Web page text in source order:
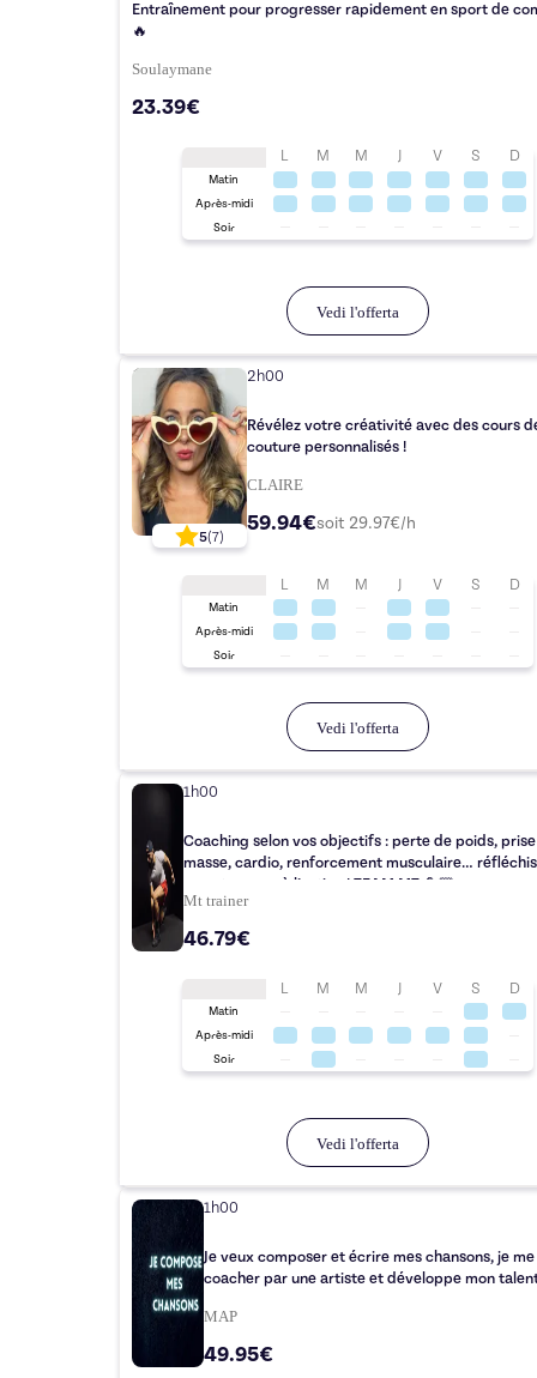
Entraînement pour progresser rapidement en sport de
🔥
Soulaymane
23.39€
L M M J V S D
Matin
Après-midi
Soir
Vedi l'offerta
5(7)
2h00
Révélez votre créativité avec des cours
couture personnalisés !
CLAIRE
59.94€soit 29.97€/h
L M M J V S D
Matin
Après-midi
Soir
Vedi l'offerta
1h00
Coaching selon vos objectifs : perte de poids,
masse, cardio, renforcement musculaire…
pas et passez à l’action ! TEAM MT 💪🏼
Mt trainer
46.79€
L M M J V S D
Matin
Après-midi
Soir
Vedi l'offerta
1h00
Je veux composer et écrire mes chansons, je
coacher par une artiste et développe mon
MAP
49.95€